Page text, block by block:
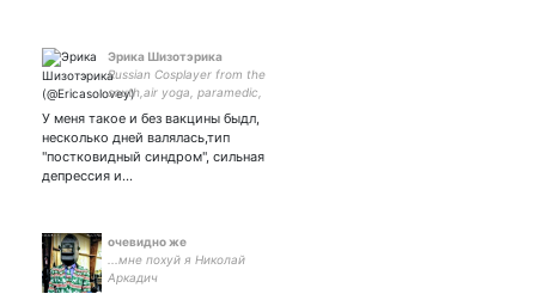
Эрика Шизотэрика
Russian Cosplayer from the
south,air yoga, paramedic,
У меня такое и без вакцины быдл,
несколько дней валялась,тип
"постковидный синдром", сильная
депрессия и…
очевидно же
...мне похуй я Николай
Аркадич